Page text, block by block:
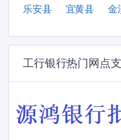
乐安县 宜黄县 金
工行银行热门网点